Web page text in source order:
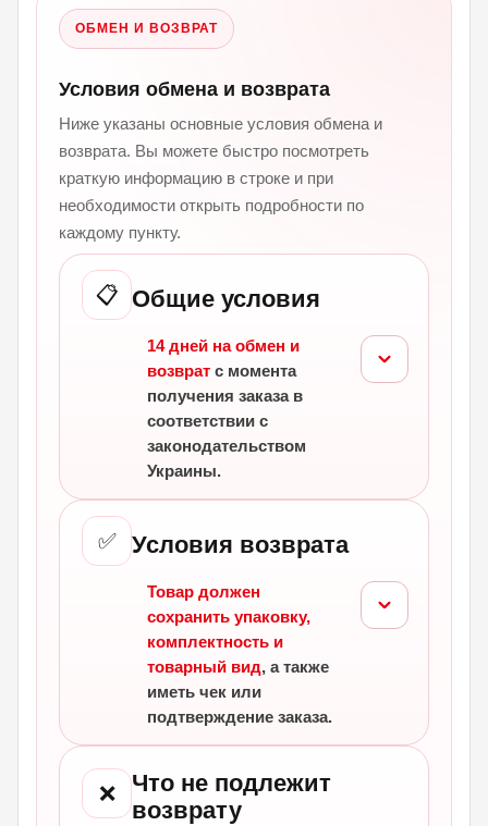
ОБМЕН И ВОЗВРАТ
Условия обмена и возврата
Ниже указаны основные условия обмена и
возврата. Вы можете быстро посмотреть
краткую информацию в строке и при
необходимости открыть подробности по
каждому пункту.
📋 Общие условия
14 дней на обмен и
возврат с момента
получения заказа в
соответствии с
законодательством
Украины.
✅ Условия возврата
Товар должен
сохранить упаковку,
комплектность и
товарный вид, а также
иметь чек или
подтверждение заказа.
❌
Что не подлежит
возврату